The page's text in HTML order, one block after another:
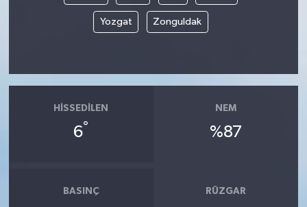
Yozgat Zonguldak
HISSEDILEN
6°
NEM
%87
BASINÇ RÜZGAR